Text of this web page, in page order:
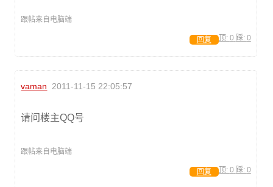
跟帖来自电脑端
顶: 0 踩: 0
回复
vaman 2011-11-15 22:05:57
请问楼主QQ号
跟帖来自电脑端
顶: 0 踩: 0
回复